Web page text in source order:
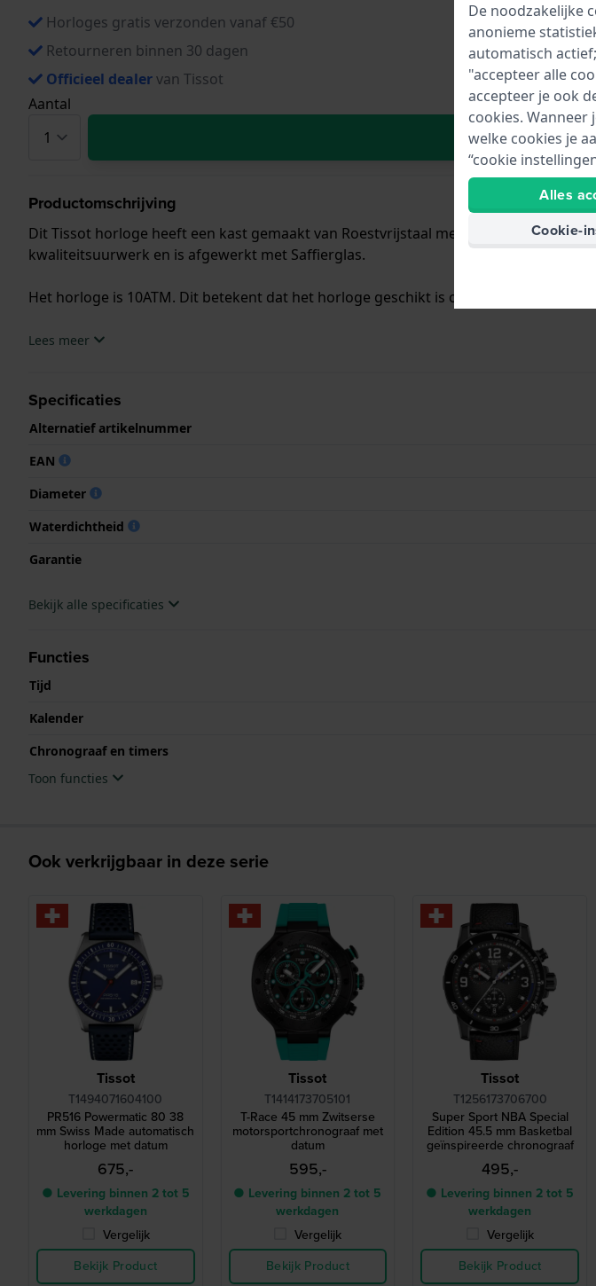
Horloges gratis verzonden vanaf €50
Retourneren binnen 30 dagen
Officieel dealervan Tissot
Aantal
In
Productomschrijving
Dit Tissot horloge heeft een kast gemaakt van Roestvrijstaal met een diameter van
kwaliteitsuurwerk en is afgewerkt met Saffierglas.
Het horloge is 10ATM. Dit betekent dat het horloge geschikt is om mee te
.Lees meer
Specificaties
Alternatief artikelnummer
EAN
Diameter
Waterdichtheid
Garantie
Bekijk alle specificaties
Functies
Tijd
Kalender
Chronograaf en timers
Toon functies
Ook verkrijgbaar in deze serie
Tissot
T1494071604100
PR516 Powermatic 80 38
mm Swiss Made automatisch
horloge met datum
675,-
● Levering binnen 2 tot 5
werkdagen
Vergelijk
Bekijk Product
Tissot
T1414173705101
T-Race 45 mm Zwitserse
motorsportchronograaf met
datum
595,-
● Levering binnen 2 tot 5
werkdagen
Vergelijk
Bekijk Product
Tissot
T1256173706700
Super Sport NBA Special
Edition 45.5 mm Basketbal
geïnspireerde chronograaf
495,-
● Levering binnen 2 tot 5
werkdagen
Vergelijk
Bekijk Product
De noodzakelijke
anonieme
automatisch
"accepteer alle
accepteer je ook
cookies. Wanneer
welke cookies je
“cookie
Alles
Cookie-